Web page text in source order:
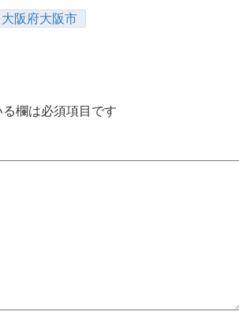
大阪府大阪市
欄は必須項目です